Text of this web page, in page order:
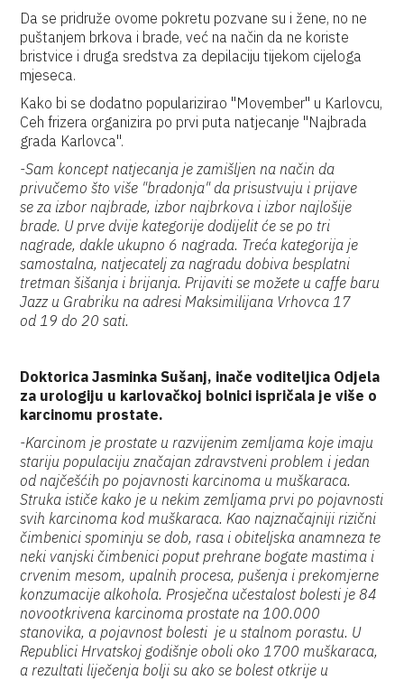
Da se pridruže ovome pokretu pozvane su i žene, no ne
puštanjem brkova i brade, već na način da ne koriste
bristvice i druga sredstva za depilaciju tijekom cijeloga
mjeseca.
Kako bi se dodatno popularizirao "Movember" u Karlovcu,
Ceh frizera organizira po prvi puta natjecanje "Najbrada
grada Karlovca".
-Sam koncept natjecanja je zamišljen na način da
privučemo što više "bradonja" da prisustvuju i prijave
se za izbor najbrade, izbor najbrkova i izbor najlošije
brade. U prve dvije kategorije dodijelit će se po tri
nagrade, dakle ukupno 6 nagrada. Treća kategorija je
samostalna, natjecatelj za nagradu dobiva besplatni
tretman šišanja i brijanja. Prijaviti se možete u caffe baru
Jazz u Grabriku na adresi Maksimilijana Vrhovca 17
od 19 do 20 sati.
Doktorica Jasminka Sušanj, inače voditeljica Odjela
za urologiju u karlovačkoj bolnici ispričala je više o
karcinomu prostate.
-Karcinom je prostate u razvijenim zemljama koje imaju
stariju populaciju značajan zdravstveni problem i jedan
od najčešćih po pojavnosti karcinoma u muškaraca.
Struka ističe kako je u nekim zemljama prvi po pojavnosti
svih karcinoma kod muškaraca. Kao najznačajniji rizični
čimbenici spominju se dob, rasa i obiteljska anamneza te
neki vanjski čimbenici poput prehrane bogate mastima i
crvenim mesom, upalnih procesa, pušenja i prekomjerne
konzumacije alkohola. Prosječna učestalost bolesti je 84
novootkrivena karcinoma prostate na 100.000
stanovika, a pojavnost bolesti je u stalnom porastu. U
Republici Hrvatskoj godišnje oboli oko 1700 muškaraca,
a rezultati liječenja bolji su ako se bolest otkrije u